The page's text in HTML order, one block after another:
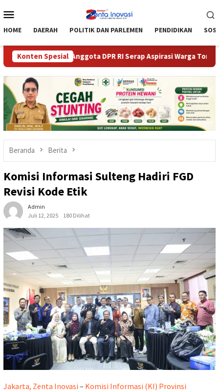
ke
Mobile
HOME DAERAH POLITIK DAN PARLEMEN PENDIDIKAN
Konten Spesial
dan Anggota DPR RI Serap Aspirasi Warga Torue
Beranda Berita
Komisi Informasi Sulteng Hadiri FGD
Revisi Kode Etik
Admin
Juli 12, 2025
180 Dilihat
Jakarta, Zenta Inovasi – Komisi Informasi (KI) Provinsi